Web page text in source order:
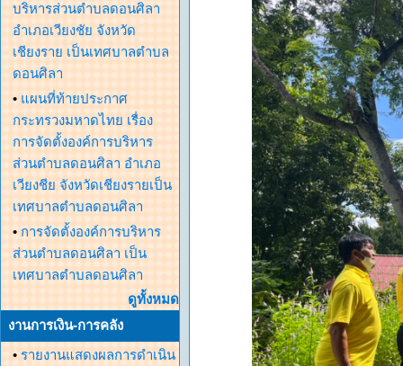
บริหารส่วนตำบลดอนศิลา
อำเภอเวียงชัย จังหวัด
เชียงราย เป็นเทศบาลตำบล
ดอนศิลา
• แผนที่ท้ายประกาศ
กระทรวงมหาดไทย เรื่อง
การจัดตั้งองค์การบริหาร
ส่วนตำบลดอนศิลา อำเภอ
เวียงชีย จังหวัดเชียงรายเป็น
เทศบาลตำบลดอนศิลา
• การจัดตั้งองค์การบริหาร
ส่วนตำบลดอนศิลา เป็น
เทศบาลตำบลดอนศิลา
ดูทั้งหมด
งานการเงิน-การคลัง
• รายงานแสดงผลการดำเนิน